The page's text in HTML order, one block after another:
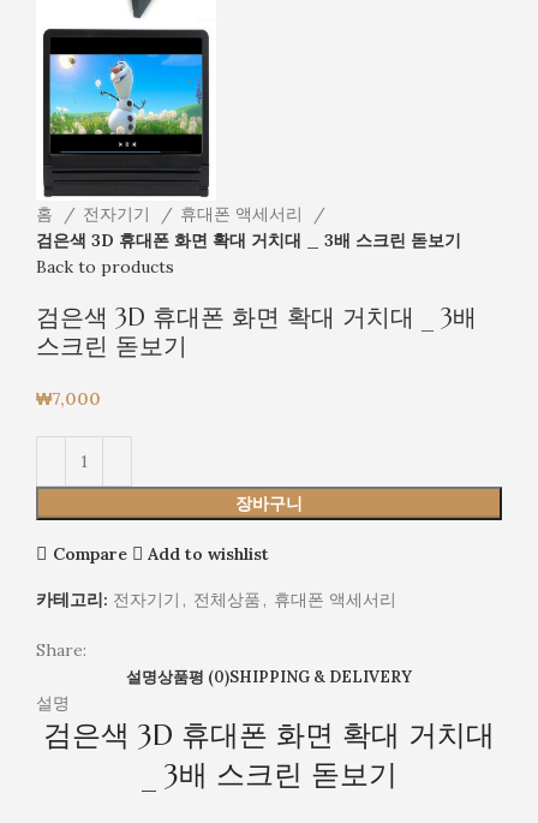
홈 전자기기
휴대폰 액세서리
검은색 3D 휴대폰 화면 확대 거치대 _ 3배 스크린 돋보기
Back to products
검은색 3D 휴대폰 화면 확대 거치대 _ 3배
스크린 돋보기
₩7,000
장바구니
Compare Add to wishlist
카테고리: 전자기기 , 전체상품, 휴대폰 액세서리
Share:
설명상품평 (0)SHIPPING & DELIVERY
설명
검은색 3D 휴대폰 화면 확대 거치대
_ 3배 스크린 돋보기